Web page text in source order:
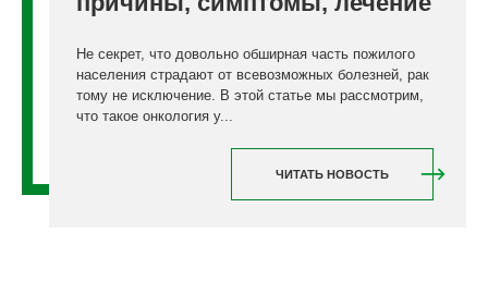
Не секрет, что довольно обширная часть пожилого
населения страдают от всевозможных болезней, рак
тому не исключение. В этой статье мы рассмотрим,
что такое онкология у...
ЧИТАТЬ НОВОСТЬ